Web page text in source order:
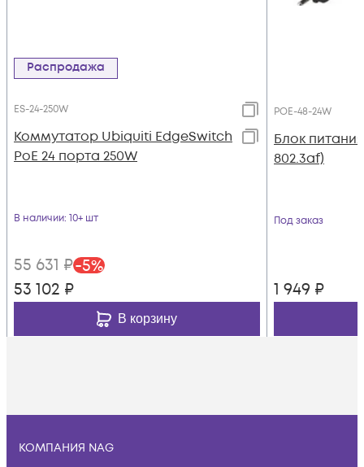
Распродажа
ES-24-250W
Коммутатор Ubiquiti EdgeSwitch
PoE 24 порта 250W
В наличии: 10+ шт
55 631 ₽-5%
53 102 ₽
В корзину
POE-48-24W
Блок
802.3af)
Под заказ
1 949 ₽
КОМПАНИЯ NAG